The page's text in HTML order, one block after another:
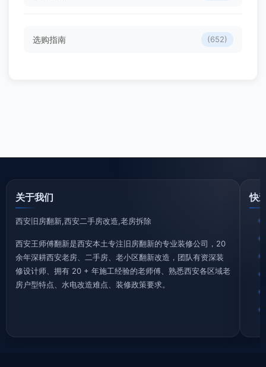
选购指南 (652)
关于我们
西安旧房翻新,西安二手房改造,老房拆除
西安王师傅翻新是西安本土专注旧房翻新的专业装修公司，20
余年深耕西安老房、二手房、老小区翻新改造，团队有资深装
修设计师、拥有 20 + 年施工经验的老师傅、熟悉西安各区域老
房户型特点、水电改造难点、装修政策要求。
快